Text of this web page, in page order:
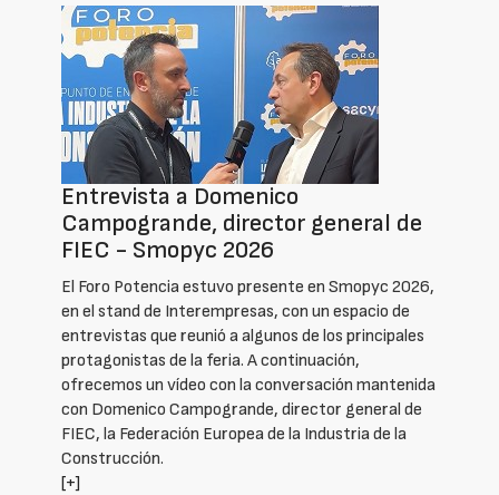
Entrevista a Domenico
Campogrande, director general de
FIEC - Smopyc 2026
El Foro Potencia estuvo presente en Smopyc 2026,
en el stand de Interempresas, con un espacio de
entrevistas que reunió a algunos de los principales
protagonistas de la feria. A continuación,
ofrecemos un vídeo con la conversación mantenida
con Domenico Campogrande, director general de
FIEC, la Federación Europea de la Industria de la
Construcción.
[+]